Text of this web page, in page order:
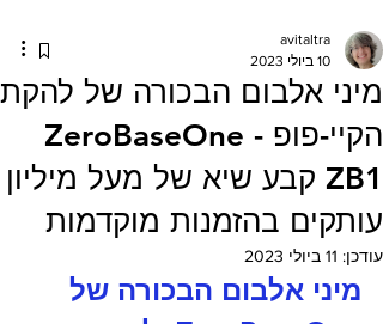
מיני אלבום הבכורה של להקת
הקיי-פופ ZeroBaseOne -
ZB1 קבע שיא של מעל מיליון
עותקים בהזמנות מוקדמות
avitaltra
10 ביולי 2023
עודכן: 11 ביולי 2023
מיני אלבום הבכורה של